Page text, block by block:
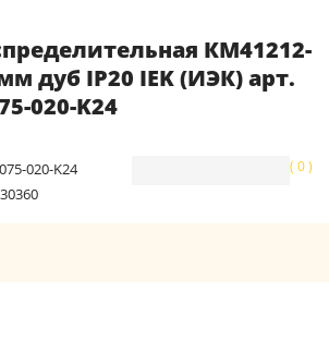
КМ41212-
дуб IP20 IEK (ИЭК) арт.
020-K24
020-K24
( 0 )